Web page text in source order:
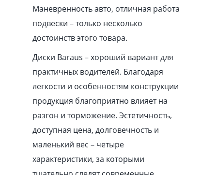
Маневренность авто, отличная работа
подвески – только несколько
достоинств этого товара.
Диски Baraus – хороший вариант для
практичных водителей. Благодаря
легкости и особенностям конструкции
продукция благоприятно влияет на
разгон и торможение. Эстетичность,
доступная цена, долговечность и
маленький вес – четыре
характеристики, за которыми